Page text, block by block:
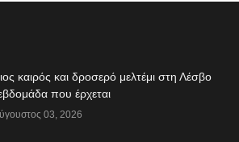
καιρός και δροσερό μελτέμι στη Λέσβο
που έρχεται
03, 2026